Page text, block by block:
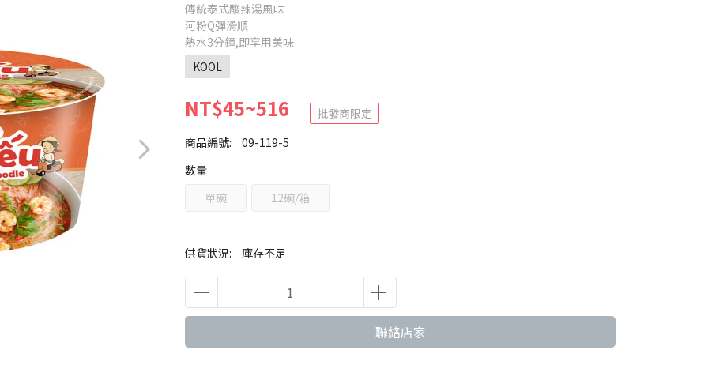
傳統泰式酸辣湯風味
河粉Q彈滑順
熱水3分鐘,即享用美味
KOOL
NT$45~516
批發商限定
商品編號:
09-119-5
供貨狀況: 庫存不足
數量
單碗
12碗/箱
聯絡店家